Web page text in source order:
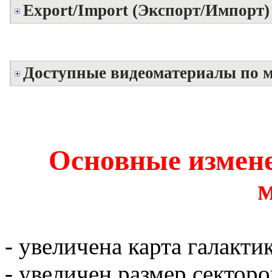
Export/Import (Экспорт/Импорт)
Доступные видеоматериалы по
Основные
- увеличена карта